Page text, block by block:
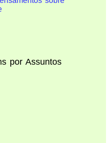
por Assuntos